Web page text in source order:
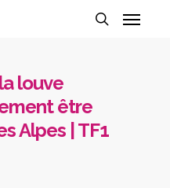
louve
être
Alpes | TF1